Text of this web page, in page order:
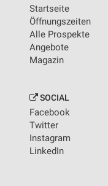
Startseite
Öffnungszeiten
Alle Prospekte
Angebote
Magazin
SOCIAL
Facebook
Twitter
Instagram
LinkedIn